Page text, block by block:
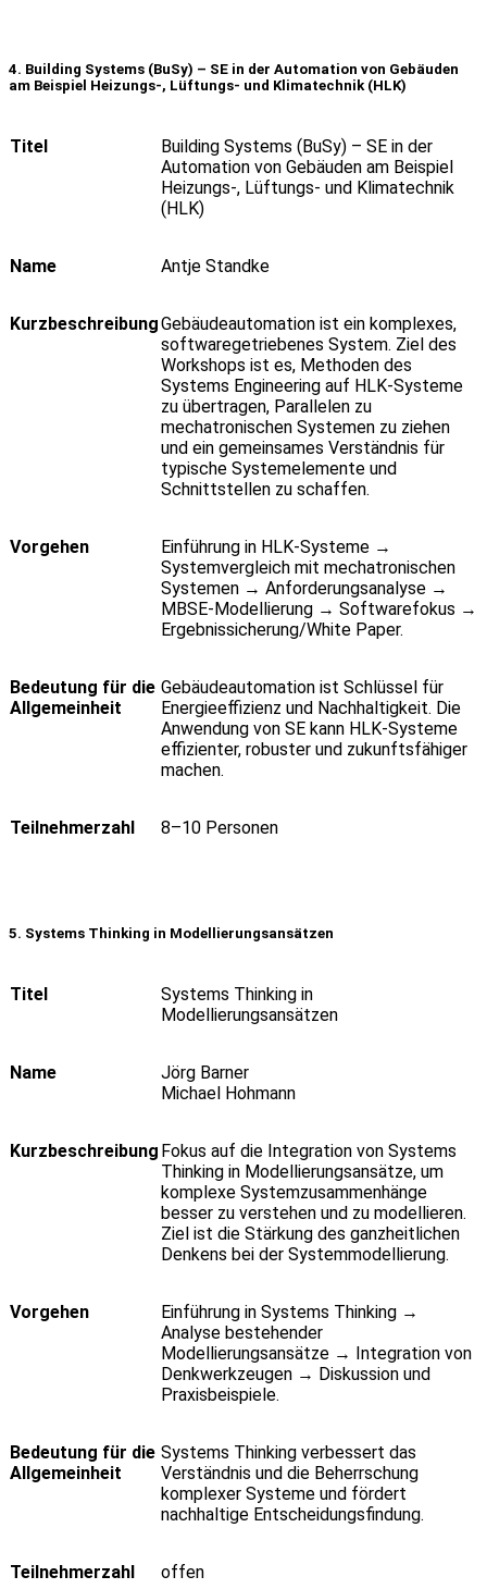
4. Building Systems (BuSy) – SE in der Automation von Gebäuden
am Beispiel Heizungs-, Lüftungs- und Klimatechnik(HLK)
Titel
Building Systems (BuSy) – SE in der
Automation von Gebäuden am Beispiel
Heizungs-, Lüftungs- und Klimatechnik
(HLK)
Name Antje Standke
KurzbeschreibungGebäudeautomation ist ein komplexes,
softwaregetriebenes System. Ziel des
Workshops ist es, Methoden des
Systems Engineering auf HLK-Systeme
zu übertragen, Parallelen zu
mechatronischen Systemen zu ziehen
und ein gemeinsames Verständnis für
typische Systemelemente und
Schnittstellen zu schaffen.
Vorgehen
Einführung in HLK-Systeme →
Systemvergleich mit mechatronischen
Systemen → Anforderungsanalyse →
MBSE-Modellierung → Softwarefokus →
Ergebnissicherung/White Paper.
Bedeutung für die
Allgemeinheit
Gebäudeautomation ist Schlüssel für
Energieeffizienz und Nachhaltigkeit. Die
Anwendung von SE kann HLK-Systeme
effizienter, robuster und zukunftsfähiger
machen.
Teilnehmerzahl 8–10 Personen
5. Systems Thinking in Modellierungsansätzen
Titel
Systems Thinking in
Modellierungsansätzen
Name
Jörg Barner
Michael Hohmann
Kurzbeschreibung Fokus auf die Integration von Systems
Thinking in Modellierungsansätze, um
komplexe Systemzusammenhänge
besser zu verstehen und zu modellieren.
Ziel ist die Stärkung des ganzheitlichen
Denkens bei der Systemmodellierung.
Vorgehen
Einführung in Systems Thinking →
Analyse bestehender
Modellierungsansätze → Integration von
Denkwerkzeugen → Diskussion und
Praxisbeispiele.
Bedeutung für die
Allgemeinheit
Systems Thinking verbessert das
Verständnis und die Beherrschung
komplexer Systeme und fördert
nachhaltige Entscheidungsfindung.
Teilnehmerzahl offen